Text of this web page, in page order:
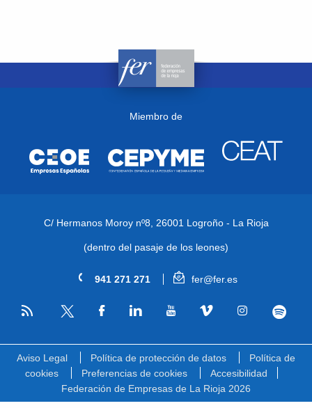
Miembro de
C/ Hermanos Moroy nº8, 26001 Logroño - La Rioja
(dentro del pasaje de los leones)
941 271 271 fer@fer.es
RSS
Aviso Legal Política de protección de datos
Política de
cookies
Preferencias de cookies
Accesibilidad
Federación de Empresas de La Rioja 2026